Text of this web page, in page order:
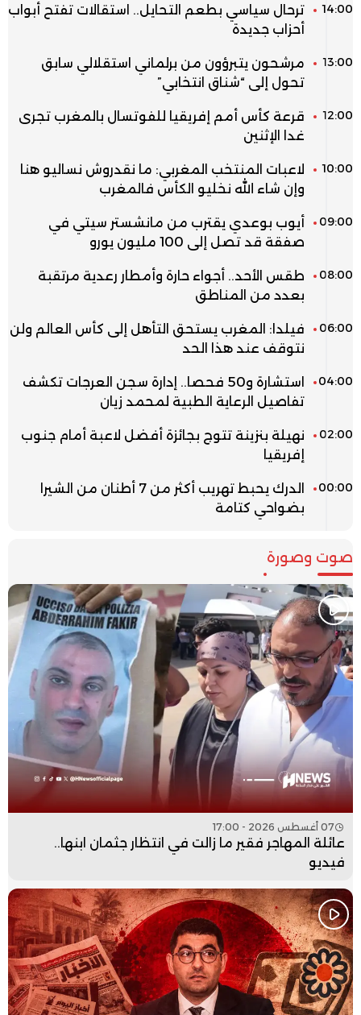
14:00
ترحال سياسي بطعم التحايل.. استقالات تفتح أبواب
أحزاب جديدة
13:00
مرشحون يتبرؤون من برلماني استقلالي سابق
تحول إلى “شناق انتخابي”
12:00
قرعة كأس أمم إفريقيا للفوتسال بالمغرب تجرى
غدا الإثنين
10:00
لاعبات المنتخب المغربي: ما نقدروش نساليو هنا
وإن شاء الله نخليو الكأس فالمغرب
09:00
أيوب بوعدي يقترب من مانشستر سيتي في
صفقة قد تصل إلى 100 مليون يورو
08:00
طقس الأحد.. أجواء حارة وأمطار رعدية مرتقبة
بعدد من المناطق
06:00
فيلدا: المغرب يستحق التأهل إلى كأس العالم ولن
نتوقف عند هذا الحد
04:00
استشارة و50 فحصا.. إدارة سجن العرجات تكشف
تفاصيل الرعاية الطبية لمحمد زيان
02:00
نهيلة بنزينة تتوج بجائزة أفضل لاعبة أمام جنوب
إفريقيا
00:00
الدرك يحبط تهريب أكثر من 7 أطنان من الشيرا
بضواحي كتامة
صوت وصورة
07 أغسطس 2026 - 17:00
عائلة المهاجر فقير ما زالت في انتظار جثمان ابنها..
فيديو